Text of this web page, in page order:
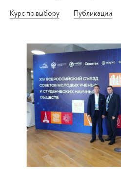
Курс по выбору Публикации